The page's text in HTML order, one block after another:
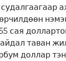
сая
таван
доллар